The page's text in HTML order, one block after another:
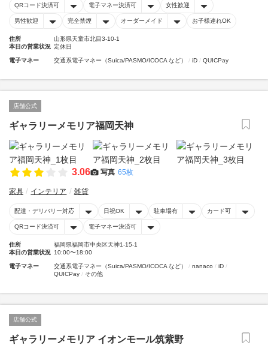
QRコード決済可 電子マネー決済可 女性歓迎
男性歓迎 完全禁煙 オーダーメイド お子様連れOK
住所
山形県天童市北目3-10-1
本日の営業状況 定休日
電子マネー 交通系電子マネー（Suica/PASMO/ICOCA など） iD QUICPay
店舗公式
ギャラリーメモリア福岡天神
3.06 写真 65枚
家具 インテリア 雑貨
配達・デリバリー対応 日祝OK 駐車場有 カード可
QRコード決済可 電子マネー決済可
住所
福岡県福岡市中央区天神1-15-1
本日の営業状況 10:00〜18:00
電子マネー 交通系電子マネー（Suica/PASMO/ICOCA など） nanaco
iD
QUICPay
その他
店舗公式
ギャラリーメモリア イオンモール筑紫野